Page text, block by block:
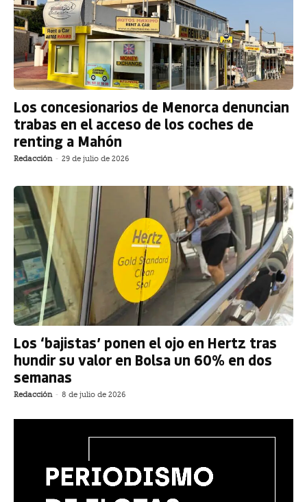
Los concesionarios de Menorca denuncian
trabas en el acceso de los coches de
renting a Mahón
Redacción - 29 de julio de 2026
Los ‘bajistas’ ponen el ojo en Hertz tras
hundir su valor en Bolsa un 60% en dos
semanas
Redacción - 8 de julio de 2026